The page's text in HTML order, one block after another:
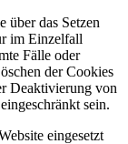
über das Setzen
im Einzelfall
Fälle oder
der Cookies
Deaktivierung von
sein.
eingesetzt